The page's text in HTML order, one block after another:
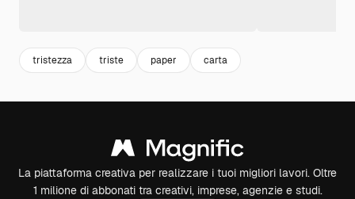
tristezza triste paper carta
La piattaforma creativa per realizzare i tuoi migliori lavori. Oltre
1 milione di abbonati tra creativi, imprese, agenzie e studi.